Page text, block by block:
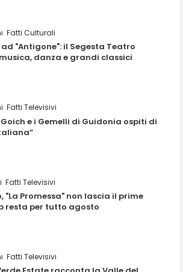
Fatti Culturali
ad "Antigone": il Segesta Teatro
danza e grandi classici
Fatti Televisivi
Goich e i Gemelli di Guidonia ospiti di
Fatti Televisivi
"La Promessa" non lascia il prime
resta per tutto agosto
Fatti Televisivi